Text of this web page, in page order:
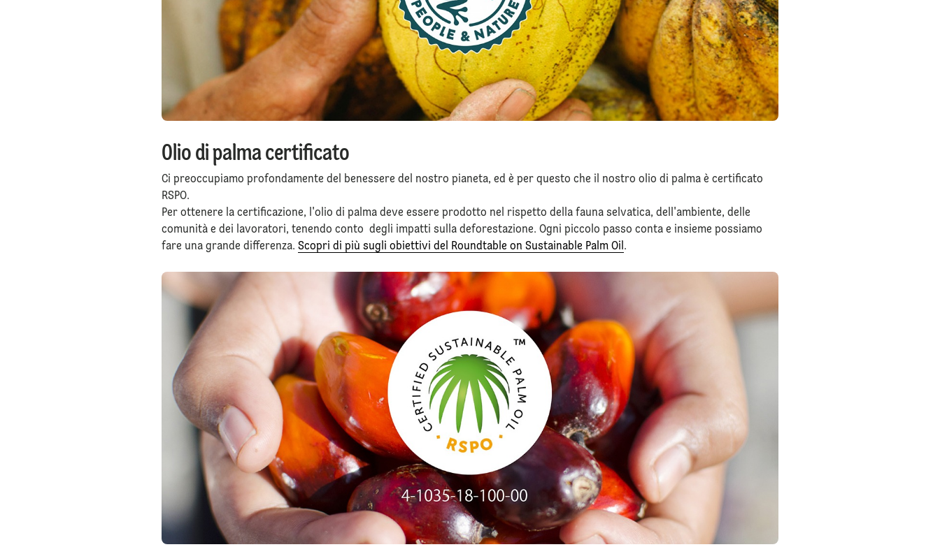
Olio di palma certificato
Ci preoccupiamo profondamente del benessere del nostro pianeta, ed è per questo che il nostro olio di palma è certificato
RSPO.
Per ottenere la certificazione, l'olio di palma deve essere prodotto nel rispetto della fauna selvatica, dell'ambiente, delle
comunità e dei lavoratori, tenendo conto degli impatti sulla deforestazione. Ogni piccolo passo conta e insieme possiamo
fare una grande differenza. Scopri di più sugli obiettivi del Roundtable on Sustainable Palm Oil .